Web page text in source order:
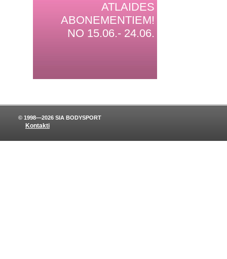
ATLAIDES
ABONEMENTIEM!
NO 15.06.- 24.06.
Kontakti
© 1998—2026 SIA BODYSPORT